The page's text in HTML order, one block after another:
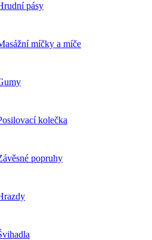
pásy
míčky a míče
kolečka
popruhy